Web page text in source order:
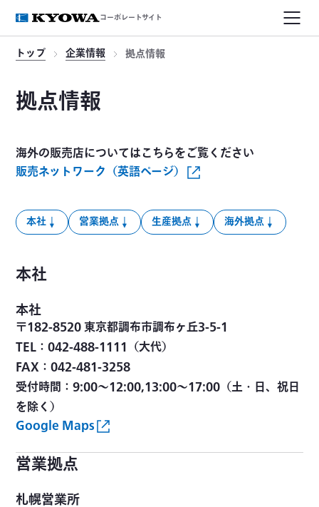
コーポレートサイト
トップ 企業情報 拠点情報
拠点情報
海外の販売店についてはこちらをご覧ください
販売ネットワーク（英語ページ）
本社 営業拠点 生産拠点 海外拠点
本社
本社
〒182-8520 東京都調布市調布ヶ丘3-5-1
TEL：042-488-1111（大代）
FAX：042-481-3258
受付時間：9:00～12:00,13:00～17:00（土・日、祝日
を除く）
Google Maps
営業拠点
札幌営業所